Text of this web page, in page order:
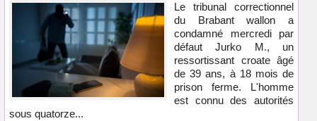
Le tribunal correctionnel
du Brabant wallon a
condamné mercredi par
défaut Jurko M., un
ressortissant croate âgé
de 39 ans, à 18 mois de
prison ferme. L'homme
est connu des autorités
sous quatorze...